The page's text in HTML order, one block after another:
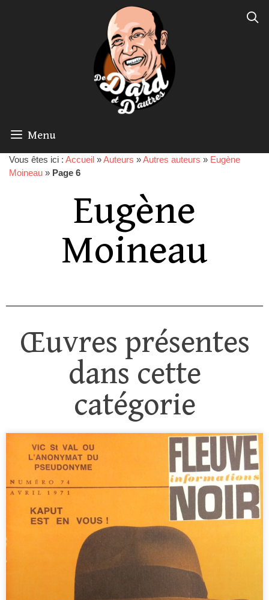
Menu
Vous êtes ici : Accueil »Auteurs »Autres auteurs » Eugène
Moineau » Page 6
Eugène
Moineau
Œuvres présentes
dans cette
catégorie